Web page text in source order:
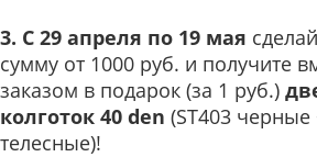
3. С 29 апреля по 19 мая
сумму от 1000 руб. и получите
заказом в подарок (за 1 руб.)
колготок 40 den (ST403 черные
телесные)!